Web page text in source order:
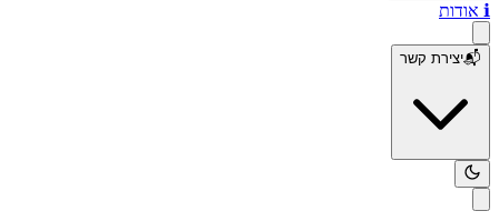
ℹ️ אודות
📬יצירת קשר